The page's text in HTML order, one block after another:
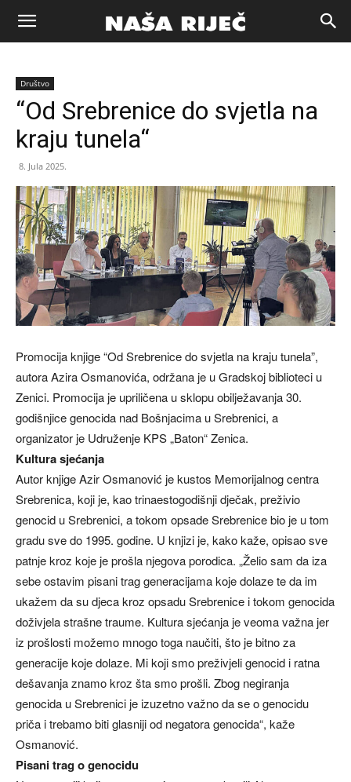
Naša
riječ
Društvo
“Od Srebrenice do svjetla na
kraju tunela“
8. Jula 2025.
Promocija knjige “Od Srebrenice do svjetla na kraju tunela”,
autora Azira Osmanovića, održana je u Gradskoj biblioteci u
Zenici. Promocija je upriličena u sklopu obilježavanja 30.
godišnjice genocida nad Bošnjacima u Srebrenici, a
organizator je Udruženje KPS „Baton“ Zenica.
Kultura sjećanja
Autor knjige Azir Osmanović je kustos Memorijalnog centra
Srebrenica, koji je, kao trinaestogodišnji dječak, preživio
genocid u Srebrenici, a tokom opsade Srebrenice bio je u tom
gradu sve do 1995. godine. U knjizi je, kako kaže, opisao sve
patnje kroz koje je prošla njegova porodica. „Želio sam da iza
sebe ostavim pisani trag generacijama koje dolaze te da im
ukažem da su djeca kroz opsadu Srebrenice i tokom genocida
doživjela strašne traume. Kultura sjećanja je veoma važna jer
iz prošlosti možemo mnogo toga naučiti, što je bitno za
generacije koje dolaze. Mi koji smo preživjeli genocid i ratna
dešavanja znamo kroz šta smo prošli. Zbog negiranja
genocida u Srebrenici je izuzetno važno da se o genocidu
priča i trebamo biti glasniji od negatora genocida“, kaže
Osmanović.
Pisani trag o genocidu